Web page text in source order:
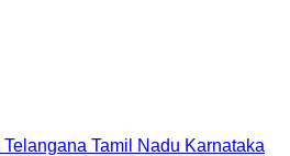
Telangana Tamil Nadu Karnataka